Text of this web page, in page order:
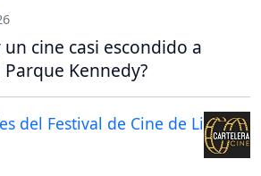
un cine casi escondido a
Kennedy?